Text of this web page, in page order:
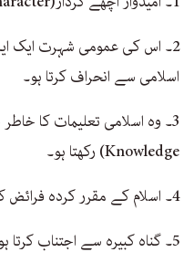
2۔ اس کی عمومی شہرت ایک
اسلامی سے انحراف کرتا ہو۔
Knowledge) رکھتا ہو۔
4۔ اسلام کے مقرر کردہ فرائض کا پابند ہو۔
5۔ گناہ کبیرہ سے اجتناب کرتا ہو۔